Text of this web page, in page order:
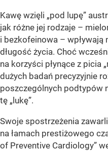
Kawę wzięli „pod lupę”
jak różne jej rodzaje –
i bezkofeinowa – wpływają
długość życia. Choć
na korzyści płynące z picia
dużych badań precyzyjnie
poszczególnych podtypów
tę „lukę”.
Swoje spostrzeżenia
na łamach prestiżowego
of Preventive Cardiology”